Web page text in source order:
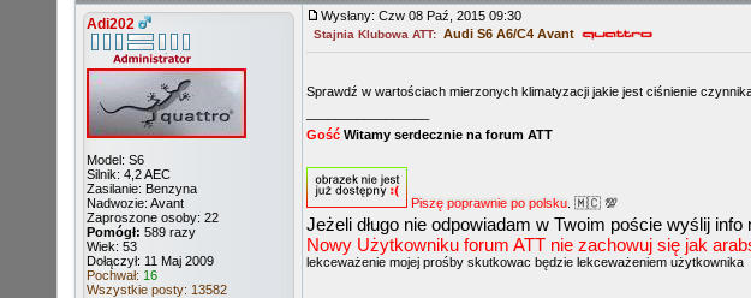
Adi202
Model: S6
Silnik: 4,2 AEC
Zasilanie: Benzyna
Nadwozie: Avant
Zaproszone osoby: 22
Pomógł: 589 razy
Wiek: 53
Dołączył: 11 Maj 2009
Pochwał: 16
Wszystkie posty: 13582
Wysłany: Czw 08 Paź, 2015 09:30
Stajnia Klubowa ATT: Audi S6 A6/C4 Avant
Sprawdź w wartościach mierzonych klimatyzacji jakie jest ciśnienie
Gość Witamy serdecznie na forum ATT
Piszę poprawnie po polsku . 🇲🇨 💯
Jeżeli długo nie odpowiadam w Twoim poście wyślij
Nowy Użytkowniku forum ATT nie zachowuj się jak
lekceważenie mojej prośby skutkowac będzie lekceważeniem użytkownika